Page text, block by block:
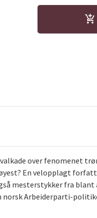
over fenomenet
En velopplagt
mesterstykker fra blant
Arbeiderparti-